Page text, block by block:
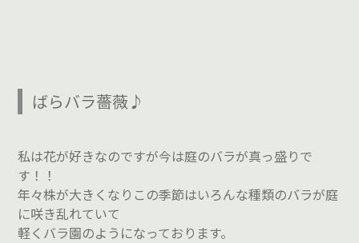
ばらバラ薔薇♪
私は花が好きなのですが今は庭のバラが真っ盛りで
す！！
年々株が大きくなりこの季節はいろんな種類のバラが庭
に咲き乱れていて
軽くバラ園のようになっております。